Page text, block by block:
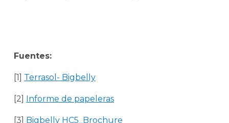
Fuentes:
[1] Terrasol- Bigbelly
[2] Informe de papeleras
[3] Bigbelly HC5_Brochure